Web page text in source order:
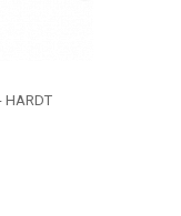
HARDT